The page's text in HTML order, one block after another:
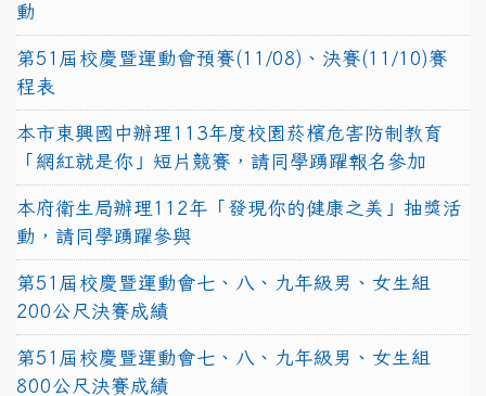
動
第51屆校慶暨運動會預賽(11/08)、決賽(11/10)賽
程表
本市東興國中辦理113年度校園菸檳危害防制教育
「網紅就是你」短片競賽，請同學踴躍報名參加
本府衛生局辦理112年「發現你的健康之美」抽獎活
動，請同學踴躍參與
第51屆校慶暨運動會七、八、九年級男、女生組
200公尺決賽成績
第51屆校慶暨運動會七、八、九年級男、女生組
800公尺決賽成績